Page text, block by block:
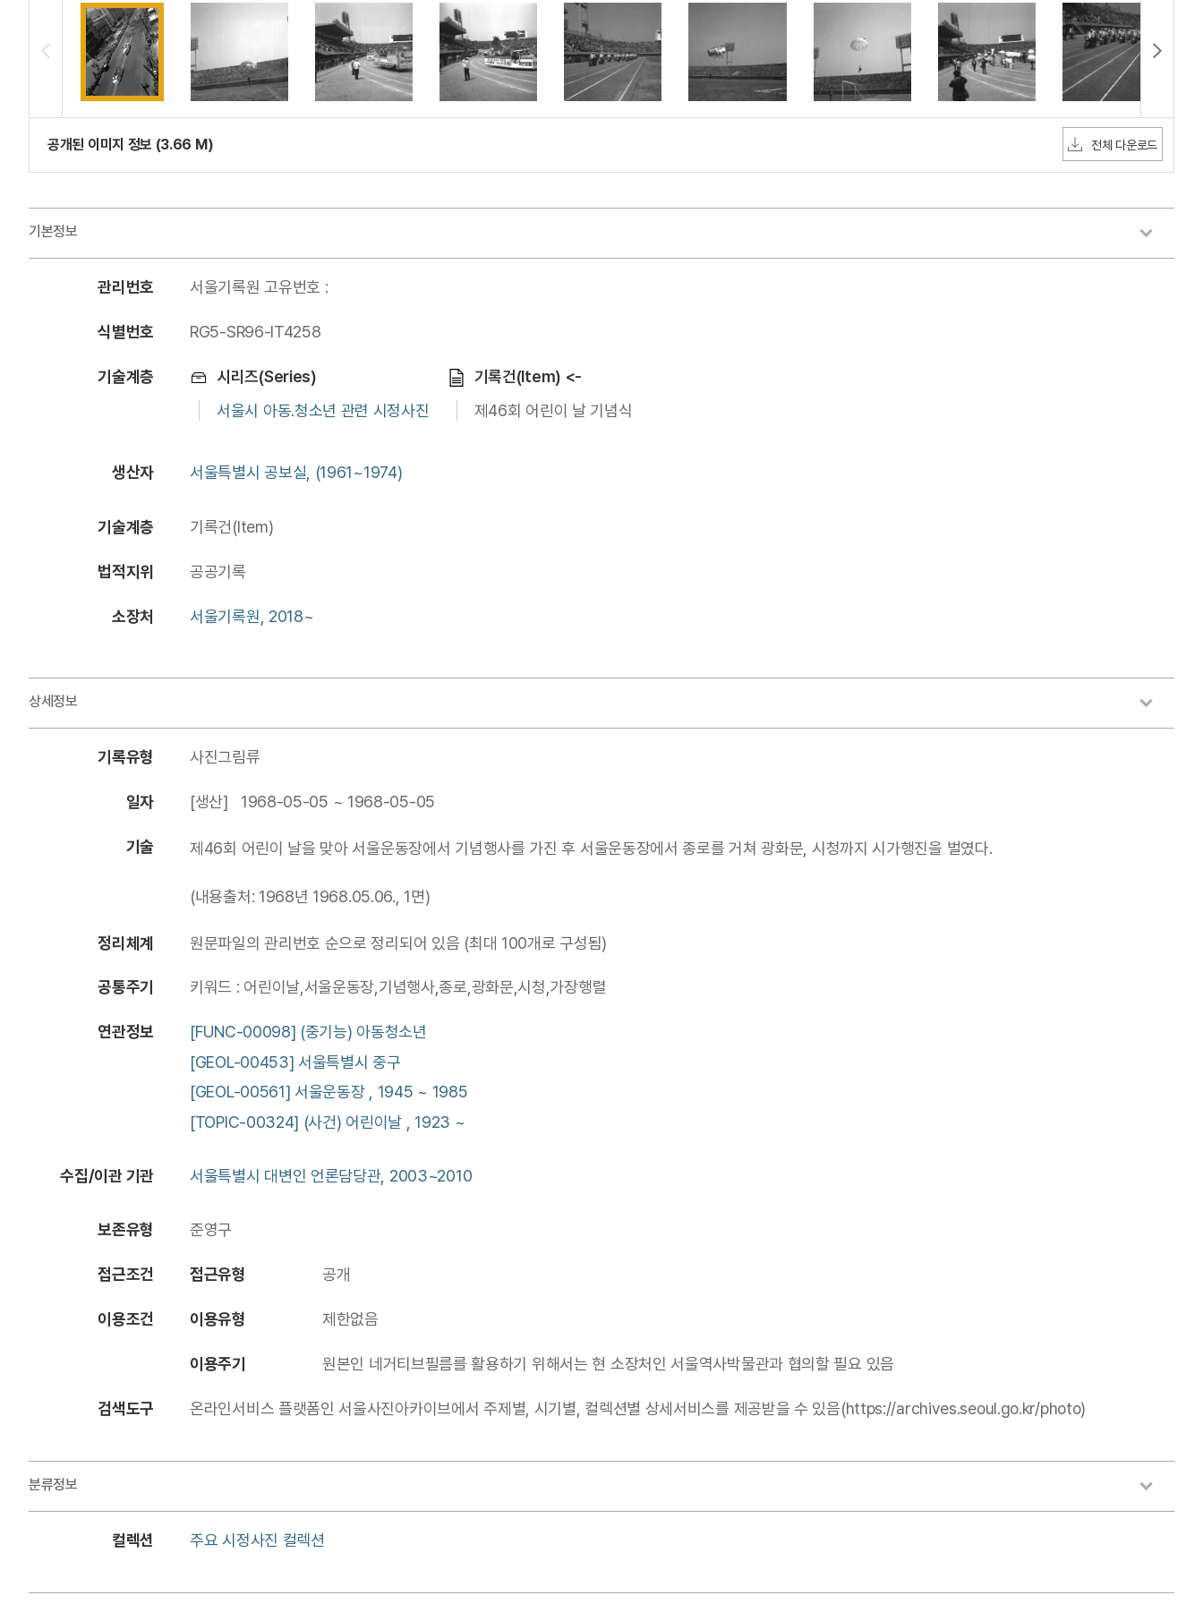
공개된 이미지 정보 (3.66 M) 전체 다운로드
기본정보
관리번호 서울기록원 고유번호 :
식별번호 RG5-SR96-IT4258
기술계층
시리즈(Series)
서울시 아동.청소년 관련 시정사진
기록건(Item) <-
제46회 어린이 날 기념식
생산자 서울특별시 공보실, (1961~1974)
기술계층 기록건(Item)
법적지위 공공기록
소장처 서울기록원, 2018~
상세정보
기록유형 사진그림류
일자 [생산] 1968-05-05 ~ 1968-05-05
기술 제46회 어린이 날을 맞아 서울운동장에서 기념행사를 가진 후 서울운동장에서 종로를 거쳐 광화문, 시청까지 시가행진을 벌였다.
(내용출처: 1968년 1968.05.06., 1면)
정리체계 원문파일의 관리번호 순으로 정리되어 있음 (최대 100개로 구성됨)
공통주기 키워드 : 어린이날,서울운동장,기념행사,종로,광화문,시청,가장행렬
연관정보
[FUNC-00098] (중기능) 아동청소년
[GEOL-00453] 서울특별시 중구
[GEOL-00561] 서울운동장 , 1945 ~ 1985
[TOPIC-00324] (사건) 어린이날 , 1923 ~
수집/이관 기관 서울특별시 대변인 언론담당관, 2003~2010
보존유형 준영구
접근조건 접근유형 공개
이용조건 이용유형 제한없음
이용주기 원본인 네거티브필름를 활용하기 위해서는 현 소장처인 서울역사박물관과 협의할 필요 있음
검색도구 온라인서비스 플랫폼인 서울사진아카이브에서 주제별, 시기별, 컬렉션별 상세서비스를 제공받을 수 있음(https://archives.seoul.go.kr/photo)
분류정보
컬렉션 주요 시정사진 컬렉션